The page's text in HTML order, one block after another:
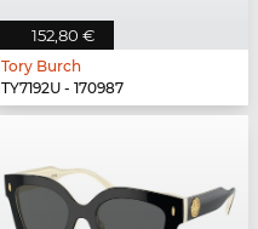
152,80 €
Tory Burch
TY7192U - 170987